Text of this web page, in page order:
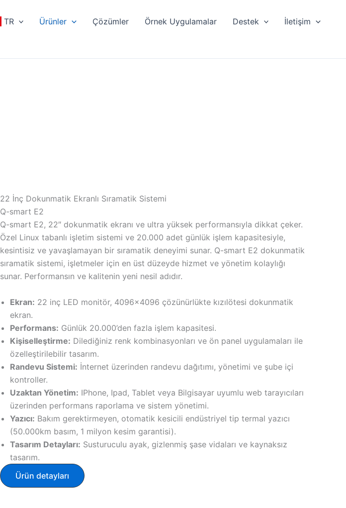
TR Ürünler Çözümler Örnek Uygulamalar Destek İletişim
22 İnç Dokunmatik Ekranlı Sıramatik Sistemi
Q-smart E2
Q-smart E2, 22″ dokunmatik ekranı ve ultra yüksek performansıyla dikkat çeker.
Özel Linux tabanlı işletim sistemi ve 20.000 adet günlük işlem kapasitesiyle,
kesintisiz ve yavaşlamayan bir sıramatik deneyimi sunar. Q-smart E2 dokunmatik
sıramatik sistemi, işletmeler için en üst düzeyde hizmet ve yönetim kolaylığı
sunar. Performansın ve kalitenin yeni nesil adıdır.
Ekran: 22 inç LED monitör, 4096×4096 çözünürlükte kızılötesi dokunmatik
ekran.
Performans: Günlük 20.000’den fazla işlem kapasitesi.
Kişiselleştirme: Dilediğiniz renk kombinasyonları ve ön panel uygulamaları ile
özelleştirilebilir tasarım.
Randevu Sistemi: İnternet üzerinden randevu dağıtımı, yönetimi ve şube içi
kontroller.
Uzaktan Yönetim: IPhone, Ipad, Tablet veya Bilgisayar uyumlu web tarayıcıları
üzerinden performans raporlama ve sistem yönetimi.
Yazıcı: Bakım gerektirmeyen, otomatik kesicili endüstriyel tip termal yazıcı
(50.000km basım, 1 milyon kesim garantisi).
Tasarım Detayları: Susturuculu ayak, gizlenmiş şase vidaları ve kaynaksız
tasarım.
Ürün detayları